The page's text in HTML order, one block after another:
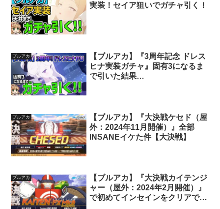
実装！セイア狙いでガチャ引く！
ブルアカ
【ブルアカ】『3周年記念 ドレス
ヒナ実装ガチャ』固有3になるま
で引いた結果…
ブルアカ
【ブルアカ】『大決戦ケセド（屋
外：2024年11月開催）』全部
INSANEイケた件【大決戦】
ブルアカ
【ブルアカ】『大決戦カイテンジ
ャー（屋外：2024年2月開催）』
で初めてインセインをクリアでき